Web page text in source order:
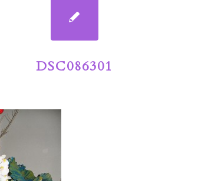
DSC086301